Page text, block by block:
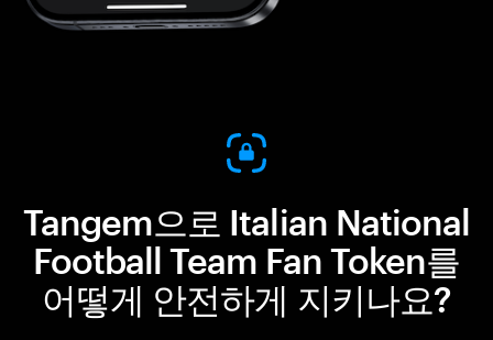
Tangem으로 Italian National
Football Team Fan Token를
어떻게 안전하게 지키나요?